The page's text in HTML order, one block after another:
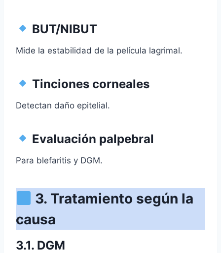
BUT/NIBUT
Mide la estabilidad de la película lagrimal.
Tinciones corneales
Detectan daño epitelial.
Evaluación palpebral
Para blefaritis y DGM.
3. Tratamiento según la
causa
3.1. DGM